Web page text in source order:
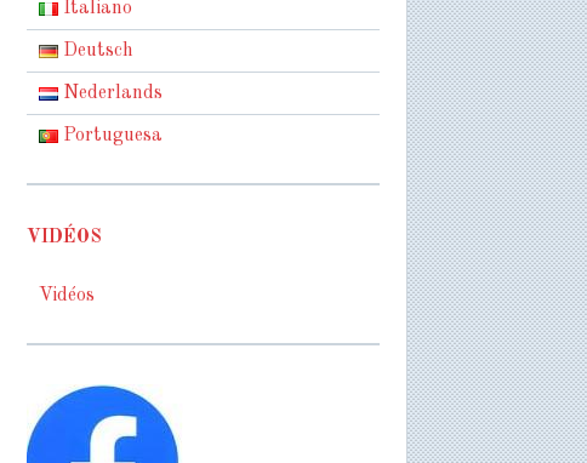
Italiano
Deutsch
Nederlands
Portuguesa
VIDÉOS
Vidéos